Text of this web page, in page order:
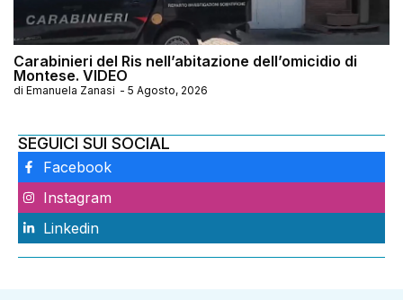
Carabinieri del Ris nell’abitazione dell’omicidio di
Montese. VIDEO
di Emanuela Zanasi - 5 Agosto, 2026
SEGUICI SUI SOCIAL
Facebook
Instagram
Linkedin